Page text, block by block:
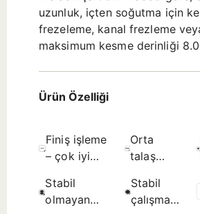
uzunluk, içten soğutma için
frezeleme, kanal frezleme
maksimum kesme derinliği
Ürün Özelliği
Finiş işleme
– çok iyi
kalitesi -
Olası seçim.
Orta
talaş
iyi yüzey
kalitesi -
Stabil
olmayan
Stabil
çalışma